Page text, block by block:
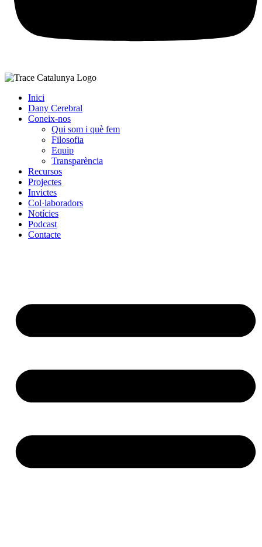
Inici
Dany Cerebral
Coneix-nos
Qui som i què fem
Filosofia
Equip
Transparència
Recursos
Projectes
Invictes
Col·laboradors
Notícies
Podcast
Contacte